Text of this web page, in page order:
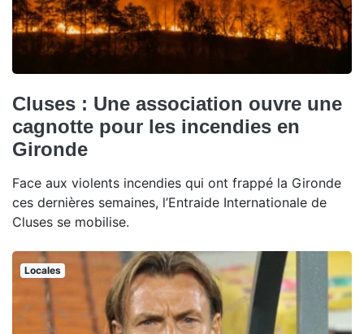
Cluses : Une association ouvre une
cagnotte pour les incendies en
Gironde
Face aux violents incendies qui ont frappé la Gironde
ces dernières semaines, l’Entraide Internationale de
Cluses se mobilise.
Locales